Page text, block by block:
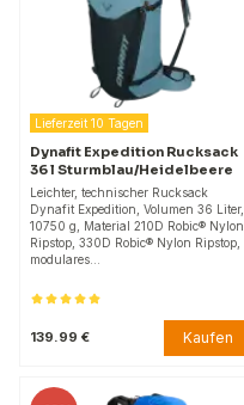
Lieferzeit 10 Tagen
Dynafit Expedition Rucksack
36 l Sturmblau/Heidelbeere
Leichter, technischer Rucksack
Dynafit Expedition, Volumen 36 Liter,
10750 g, Material 210D Robic® Nylon
Ripstop, 330D Robic® Nylon Ripstop,
modulares…
139.99 € Kaufen